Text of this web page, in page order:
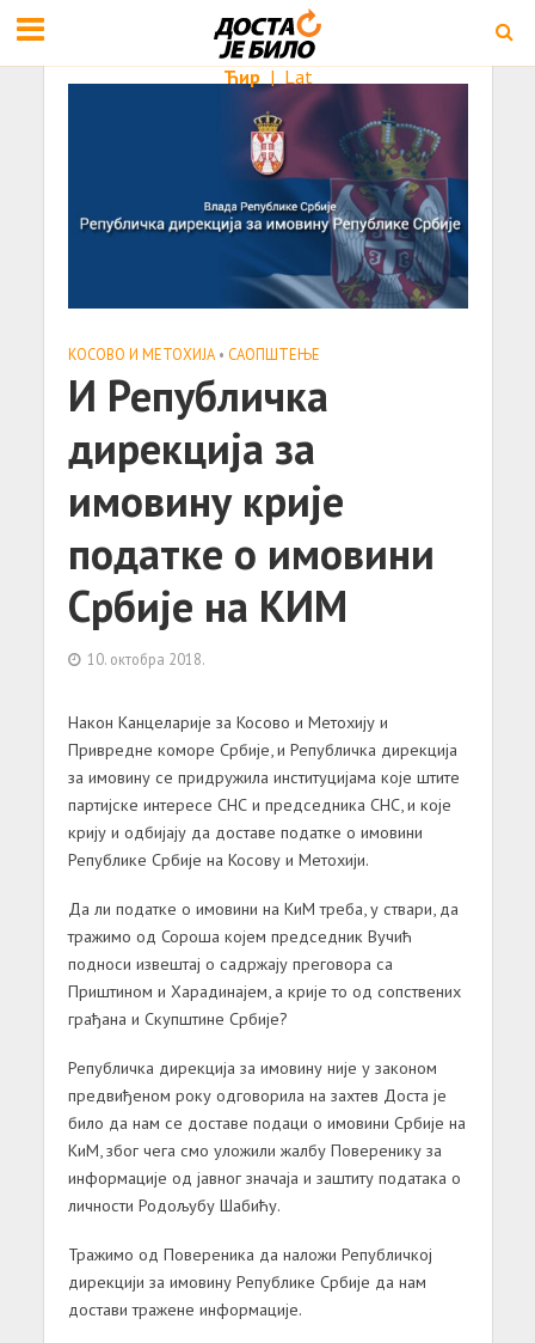
Ћир | Lat
КОСОВО И МЕТОХИЈА • САОПШТЕЊE
И Републичка
дирекција за
имовину крије
податке о имовини
Србије на КИМ
10. октобра 2018.
Након Канцеларије за Косово и Метохију и
Привредне коморе Србије, и Републичка дирекција
за имовину се придружила институцијама које штите
партијске интересе СНС и председника СНС, и које
крију и одбијају да доставе податке о имовини
Републике Србије на Косову и Метохији.
Да ли податке о имовини на КиМ треба, у ствари, да
тражимо од Сороша којем председник Вучић
подноси извештај о садржају преговора са
Приштином и Харадинајем, а крије то од сопствених
грађана и Скупштине Србије?
Републичка дирекција за имовину није у законом
предвиђеном року одговорила на захтев Доста је
било да нам се доставе подаци о имовини Србије на
КиМ, због чега смо уложили жалбу Поверенику за
информације од јавног значаја и заштиту података о
личности Родољубу Шабићу.
Тражимо од Повереника да наложи Републичкој
дирекцији за имовину Републике Србије да нам
достави тражене информације.